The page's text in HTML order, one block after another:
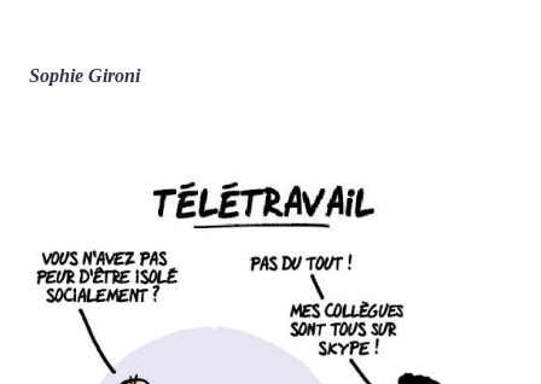
Sophie Gironi